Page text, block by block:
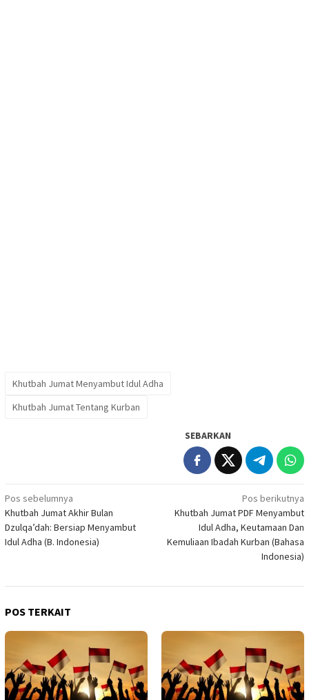
Khutbah Jumat Menyambut Idul Adha
Khutbah Jumat Tentang Kurban
SEBARKAN
Navigasi
pos
Pos sebelumnya
Khutbah Jumat Akhir Bulan
Dzulqa’dah: Bersiap Menyambut
Idul Adha (B. Indonesia)
Pos berikutnya
Khutbah Jumat PDF Menyambut
Idul Adha, Keutamaan Dan
Kemuliaan Ibadah Kurban (Bahasa
Indonesia)
POS TERKAIT